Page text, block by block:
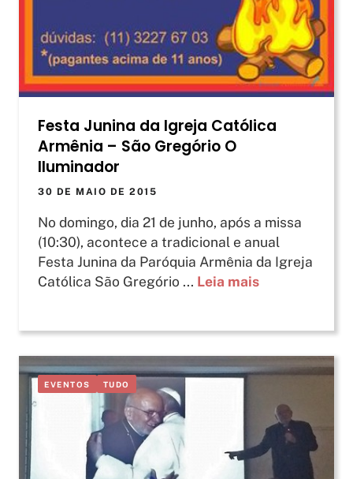
Festa Junina da Igreja Católica
Armênia – São Gregório O
Iluminador
30 DE MAIO DE 2015
No domingo, dia 21 de junho, após a missa
(10:30), acontece a tradicional e anual
Festa Junina da Paróquia Armênia da Igreja
Católica São Gregório ... Leia mais
EVENTOS TUDO